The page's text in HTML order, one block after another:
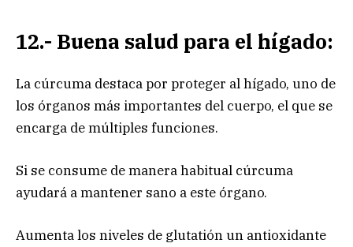
12.- Buena salud para el hígado:
La cúrcuma destaca por proteger al hígado, uno de
los órganos más importantes del cuerpo, el que se
encarga de múltiples funciones.
Si se consume de manera habitual cúrcuma
ayudará a mantener sano a este órgano.
Aumenta los niveles de glutatión un antioxidante